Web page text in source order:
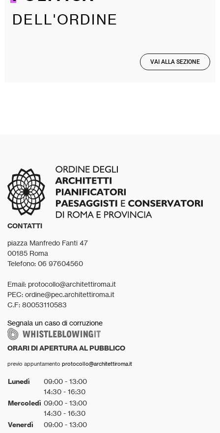
DELL'ORDINE
VAI ALLA SEZIONE
CONTATTI
piazza Manfredo Fanti 47
00185 Roma
Telefono: 06 97604560
Email: protocollo@architettiroma.it
PEC: ordine@pec.architettiroma.it
C.F: 80053110583
Segnala un caso di corruzione
ORARI DI APERTURA AL PUBBLICO
previo appuntamento protocollo@architettiroma.it
Lunedì
09:00 - 13:00
14:30 - 16:30
Mercoledì 09:00 - 13:00
14:30 - 16:30
Venerdì 09:00 - 13:00